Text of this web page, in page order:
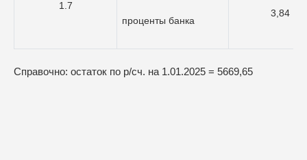
1.7
проценты банка
3,84
Справочно: остаток по р/сч. на 1.01.2025 = 5669,65